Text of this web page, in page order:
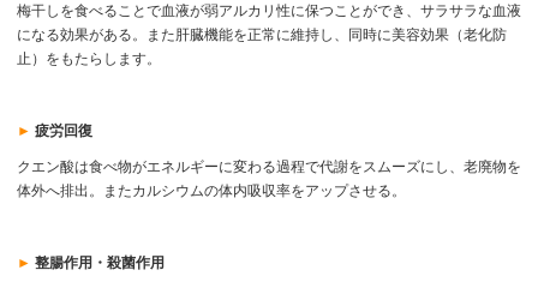
梅干しを食べることで血液が弱アルカリ性に保つことができ、サラサラな血液
になる効果がある。また肝臓機能を正常に維持し、同時に美容効果（老化防
止）をもたらします。
► 疲労回復
クエン酸は食べ物がエネルギーに変わる過程で代謝をスムーズにし、老廃物を
体外へ排出。またカルシウムの体内吸収率をアップさせる。
► 整腸作用・殺菌作用